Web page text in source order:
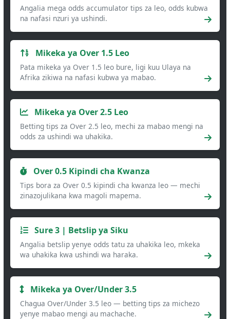
Angalia mega odds accumulator tips za leo, odds kubwa
na nafasi nzuri ya ushindi.
Mikeka ya Over 1.5 Leo
Pata mikeka ya Over 1.5 leo bure, ligi kuu Ulaya na
Afrika zikiwa na nafasi kubwa ya mabao.
Mikeka ya Over 2.5 Leo
Betting tips za Over 2.5 leo, mechi za mabao mengi na
odds za ushindi wa uhakika.
Over 0.5 Kipindi cha Kwanza
Tips bora za Over 0.5 kipindi cha kwanza leo — mechi
zinazojulikana kwa magoli mapema.
Sure 3 | Betslip ya Siku
Angalia betslip yenye odds tatu za uhakika leo, mkeka
wa uhakika kwa ushindi wa haraka.
Mikeka ya Over/Under 3.5
Chagua Over/Under 3.5 leo — betting tips za michezo
yenye mabao mengi au machache.